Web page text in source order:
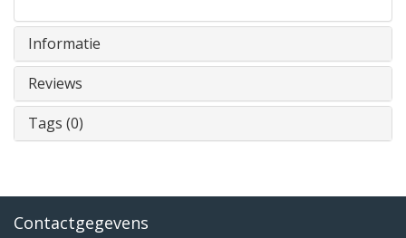
Informatie
Reviews
Tags (0)
Contactgegevens